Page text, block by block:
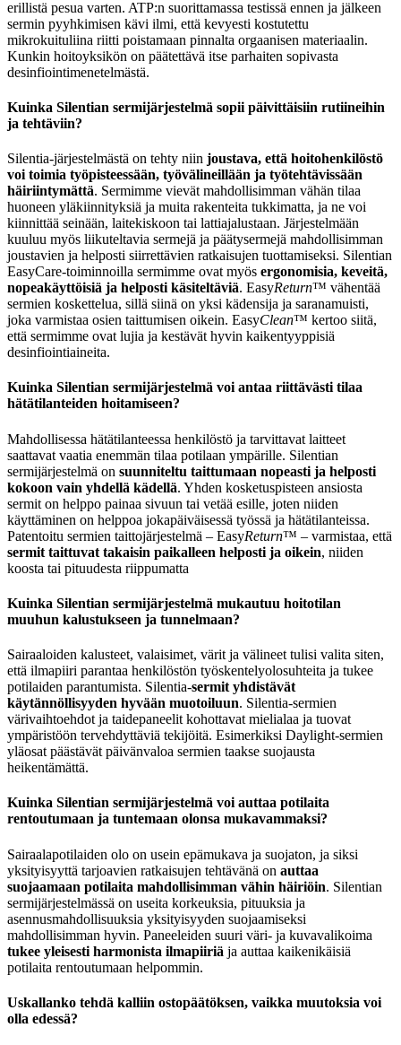
erillistä pesua varten. ATP:n suorittamassa testissä ennen ja jälkeen
sermin pyyhkimisen kävi ilmi, että kevyesti kostutettu
mikrokuituliina riitti poistamaan pinnalta orgaanisen materiaalin.
Kunkin hoitoyksikön on päätettävä itse parhaiten sopivasta
desinfiointimenetelmästä.
Kuinka Silentian sermijärjestelmä sopii päivittäisiin rutiineihin
ja tehtäviin?
Silentia-järjestelmästä on tehty niin joustava, että hoitohenkilöstö
voi toimia työpisteessään, työvälineillään ja työtehtävissään
häiriintymättä. Sermimme vievät mahdollisimman vähän tilaa
huoneen yläkiinnityksiä ja muita rakenteita tukkimatta, ja ne voi
kiinnittää seinään, laitekiskoon tai lattiajalustaan. Järjestelmään
kuuluu myös liikuteltavia sermejä ja päätysermejä mahdollisimman
joustavien ja helposti siirrettävien ratkaisujen tuottamiseksi. Silentian
EasyCare-toiminnoilla sermimme ovat myös ergonomisia, keveitä,
nopeakäyttöisiä ja helposti käsiteltäviä. EasyReturn™ vähentää
sermien koskettelua, sillä siinä on yksi kädensija ja saranamuisti,
joka varmistaa osien taittumisen oikein. EasyClean™ kertoo siitä,
että sermimme ovat lujia ja kestävät hyvin kaikentyyppisiä
desinfiointiaineita.
Kuinka Silentian sermijärjestelmä voi antaa riittävästi tilaa
hätätilanteiden hoitamiseen?
Mahdollisessa hätätilanteessa henkilöstö ja tarvittavat laitteet
saattavat vaatia enemmän tilaa potilaan ympärille. Silentian
sermijärjestelmä on suunniteltu taittumaan nopeasti ja helposti
kokoon vain yhdellä kädellä. Yhden kosketuspisteen ansiosta
sermit on helppo painaa sivuun tai vetää esille, joten niiden
käyttäminen on helppoa jokapäiväisessä työssä ja hätätilanteissa.
Patentoitu sermien taittojärjestelmä – EasyReturn™ – varmistaa, että
sermit taittuvat takaisin paikalleen helposti ja oikein, niiden
koosta tai pituudesta riippumatta
Kuinka Silentian sermijärjestelmä mukautuu hoitotilan
muuhun kalustukseen ja tunnelmaan?
Sairaaloiden kalusteet, valaisimet, värit ja välineet tulisi valita siten,
että ilmapiiri parantaa henkilöstön työskentelyolosuhteita ja tukee
potilaiden parantumista. Silentia-sermit yhdistävät
käytännöllisyyden hyvään muotoiluun. Silentia-sermien
värivaihtoehdot ja taidepaneelit kohottavat mielialaa ja tuovat
ympäristöön tervehdyttäviä tekijöitä. Esimerkiksi Daylight-sermien
yläosat päästävät päivänvaloa sermien taakse suojausta
heikentämättä.
Kuinka Silentian sermijärjestelmä voi auttaa potilaita
rentoutumaan ja tuntemaan olonsa mukavammaksi?
Sairaalapotilaiden olo on usein epämukava ja suojaton, ja siksi
yksityisyyttä tarjoavien ratkaisujen tehtävänä on auttaa
suojaamaan potilaita mahdollisimman vähin häiriöin. Silentian
sermijärjestelmässä on useita korkeuksia, pituuksia ja
asennusmahdollisuuksia yksityisyyden suojaamiseksi
mahdollisimman hyvin. Paneeleiden suuri väri- ja kuvavalikoima
tukee yleisesti harmonista ilmapiiriä ja auttaa kaikenikäisiä
potilaita rentoutumaan helpommin.
Uskallanko tehdä kalliin ostopäätöksen, vaikka muutoksia voi
olla edessä?